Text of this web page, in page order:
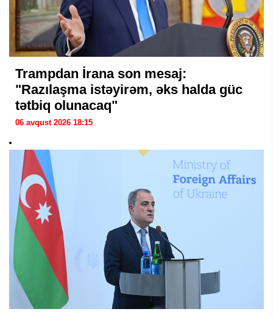
Trampdan İrana son mesaj:
"Razılaşma istəyirəm, əks halda güc
tətbiq olunacaq"
06 avqust 2026 18:15